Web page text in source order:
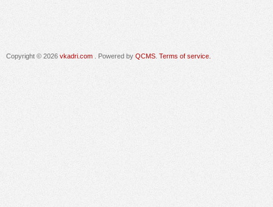
Copyright © 2026 vkadri.com . Powered by QCMS Terms of service.